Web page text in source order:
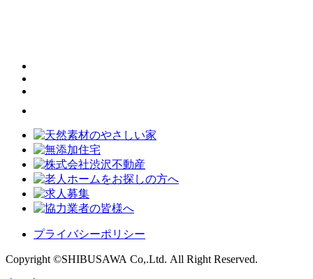
プライバシーポリシー
Copyright ©SHIBUSAWA Co,.Ltd. All Right Reserved.